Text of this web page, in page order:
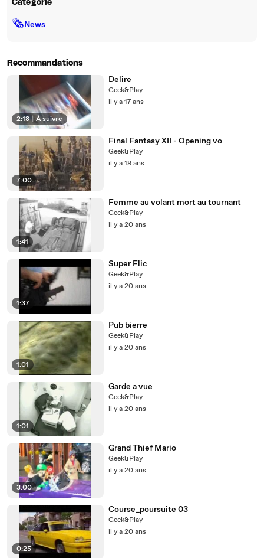
Catégorie
🗞News
Recommandations
2:18 | À suivre
Delire
Geek&Play
il y a 17 ans
7:00
Final Fantasy XII - Opening vo
Geek&Play
il y a 19 ans
1:41
Femme au volant mort au tournant
Geek&Play
il y a 20 ans
1:37
Super Flic
Geek&Play
il y a 20 ans
1:01
Pub bierre
Geek&Play
il y a 20 ans
1:01
Garde a vue
Geek&Play
il y a 20 ans
3:00
Grand Thief Mario
Geek&Play
il y a 20 ans
0:25
Course_poursuite 03
Geek&Play
il y a 20 ans